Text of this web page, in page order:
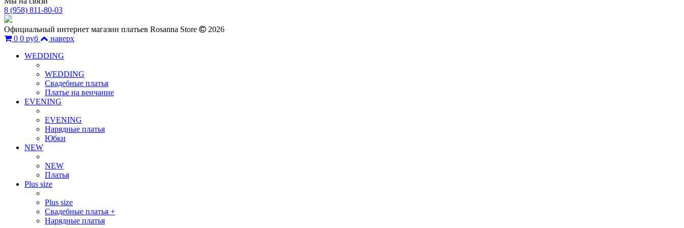
8 (958) 811-80-03
Официальный интернет магазин платьев Rosanna Store
2026
0 0 руб
наверх
WEDDING
WEDDING
Свадебные платья
Платье на венчание
EVENING
EVENING
Нарядные платья
Юбки
NEW
NEW
Платья
Plus size
Plus size
Свадебные платья +
Нарядные платья